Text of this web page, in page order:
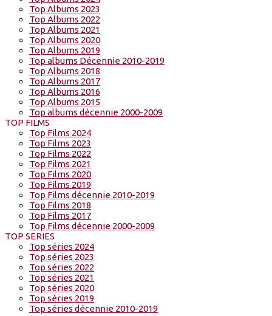
Top Albums 2023
Top Albums 2022
Top Albums 2021
Top Albums 2020
Top Albums 2019
Top albums Décennie 2010-2019
Top Albums 2018
Top Albums 2017
Top Albums 2016
Top Albums 2015
Top albums décennie 2000-2009
TOP FILMS
Top Films 2024
Top Films 2023
Top Films 2022
Top Films 2021
Top Films 2020
Top Films 2019
Top Films décennie 2010-2019
Top Films 2018
Top Films 2017
Top Films décennie 2000-2009
TOP SERIES
Top séries 2024
Top séries 2023
Top séries 2022
Top séries 2021
Top séries 2020
Top séries 2019
Top séries décennie 2010-2019